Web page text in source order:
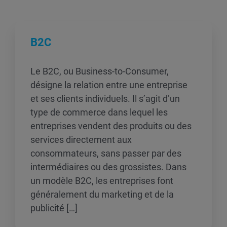
B2C
Le B2C, ou Business-to-Consumer,
désigne la relation entre une entreprise
et ses clients individuels. Il s’agit d’un
type de commerce dans lequel les
entreprises vendent des produits ou des
services directement aux
consommateurs, sans passer par des
intermédiaires ou des grossistes. Dans
un modèle B2C, les entreprises font
généralement du marketing et de la
publicité […]